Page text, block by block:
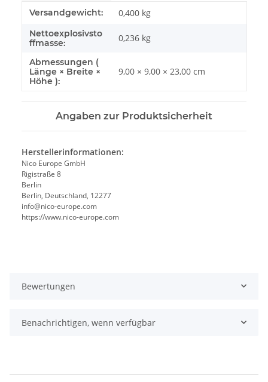
Produkteigenschaft
Wert
Versandgewicht: 0,400 kg
Nettoexplosivsto
ffmasse:
0,236 kg
Abmessungen (
Länge × Breite ×
Höhe ):
9,00 × 9,00 × 23,00 cm
Angaben zur Produktsicherheit
Herstellerinformationen:
Nico Europe GmbH
Rigistraße 8
Berlin
Berlin, Deutschland, 12277
info@nico-europe.com
https://www.nico-europe.com
Bewertungen
Benachrichtigen, wenn verfügbar